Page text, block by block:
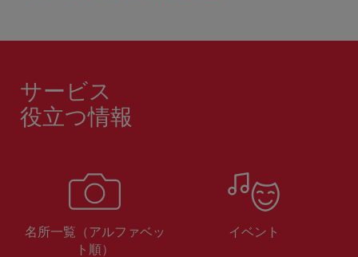
サービス
役立つ情報
名所一覧（アルファベッ
ト順）
イベント